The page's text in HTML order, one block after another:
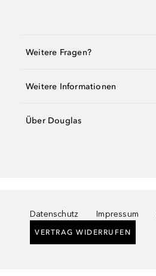
Weitere Fragen?
Weitere Informationen
Über Douglas
Datenschutz Impressum
VERTRAG WIDERRUFEN